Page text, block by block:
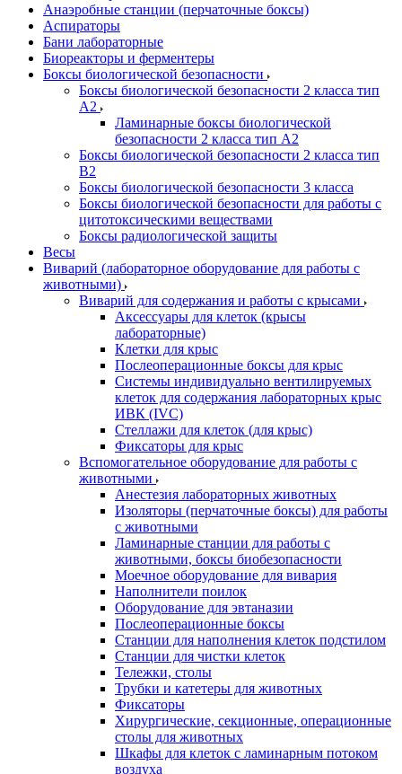
Анаэробные станции (перчаточные боксы)
Аспираторы
Бани лабораторные
Биореакторы и ферментеры
Боксы биологической безопасности
Боксы биологической безопасности 2 класса тип
A2
Ламинарные боксы биологической
безопасности 2 класса тип A2
Боксы биологической безопасности 2 класса тип
B2
Боксы биологической безопасности 3 класса
Боксы биологической безопасности для работы с
цитотоксическими веществами
Боксы радиологической защиты
Весы
Виварий (лабораторное оборудование для работы с
животными)
Виварий для содержания и работы с крысами
Аксессуары для клеток (крысы
лабораторные)
Клетки для крыс
Послеоперационные боксы для крыс
Системы индивидуально вентилируемых
клеток для содержания лабораторных крыс
ИВК (IVC)
Стеллажи для клеток (для крыс)
Фиксаторы для крыс
Вспомогательное оборудование для работы с
животными
Анестезия лабораторных животных
Изоляторы (перчаточные боксы) для работы
с животными
Ламинарные станции для работы с
животными, боксы биобезопасности
Моечное оборудование для вивария
Наполнители поилок
Оборудование для эвтаназии
Послеоперационные боксы
Станции для наполнения клеток подстилом
Станции для чистки клеток
Тележки, столы
Трубки и катетеры для животных
Фиксаторы
Хирургические, секционные, операционные
столы для животных
Шкафы для клеток с ламинарным потоком
воздуха